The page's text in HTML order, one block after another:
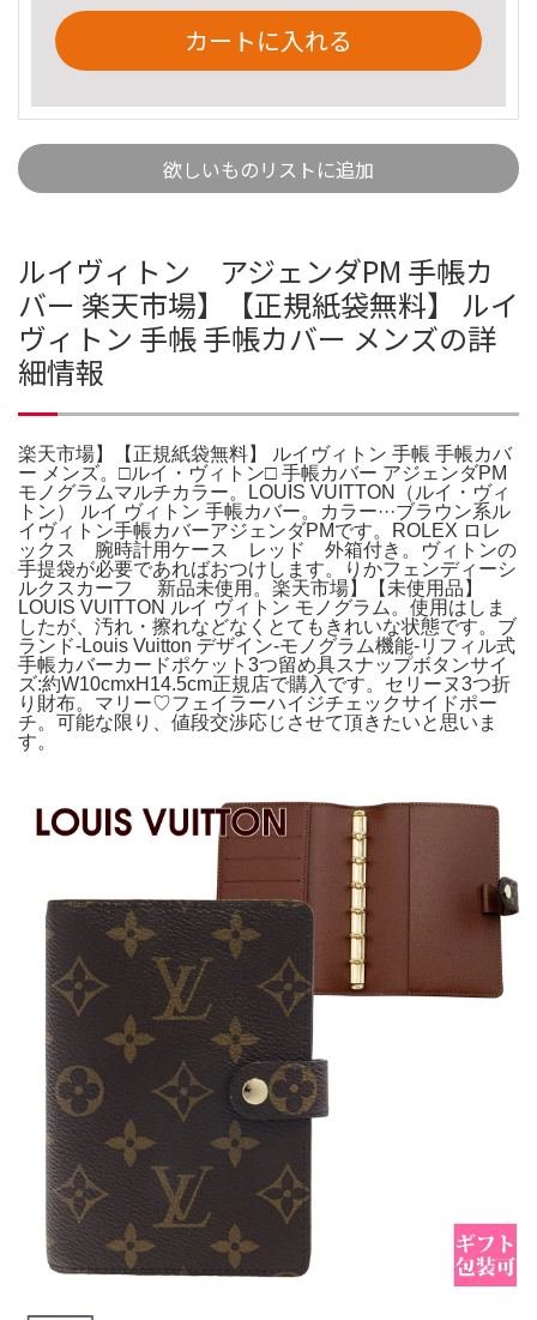
カートに入れる
欲しいものリストに追加
ルイヴィトン アジェンダPM 手帳カ
バー 楽天市場】【正規紙袋無料】 ルイ
ヴィトン 手帳 手帳カバー メンズの詳
細情報
楽天市場】【正規紙袋無料】 ルイヴィトン 手帳 手帳カバ
ー メンズ。□ルイ・ヴィトン□ 手帳カバー アジェンダPM
モノグラムマルチカラー。LOUIS VUITTON（ルイ・ヴィ
トン） ルイ ヴィトン 手帳カバー。カラー···ブラウン系ル
イヴィトン手帳カバーアジェンダPMです。ROLEX ロレ
ックス 腕時計用ケース レッド 外箱付き。ヴィトンの
手提袋が必要であればおつけします。りかフェンディーシ
ルクスカーフ 新品未使用。楽天市場】【未使用品】
LOUIS VUITTON ルイ ヴィトン モノグラム。使用はしま
したが、汚れ・擦れなどなくとてもきれいな状態です。ブ
ランド-Louis Vuitton デザイン-モノグラム機能-リフィル式
手帳カバーカードポケット3つ留め具スナップボタンサイ
ズ:約W10cmxH14.5cm正規店で購入です。セリーヌ3つ折
り財布。マリー♡フェイラーハイジチェックサイドポー
チ。可能な限り、値段交渉応じさせて頂きたいと思いま
す。